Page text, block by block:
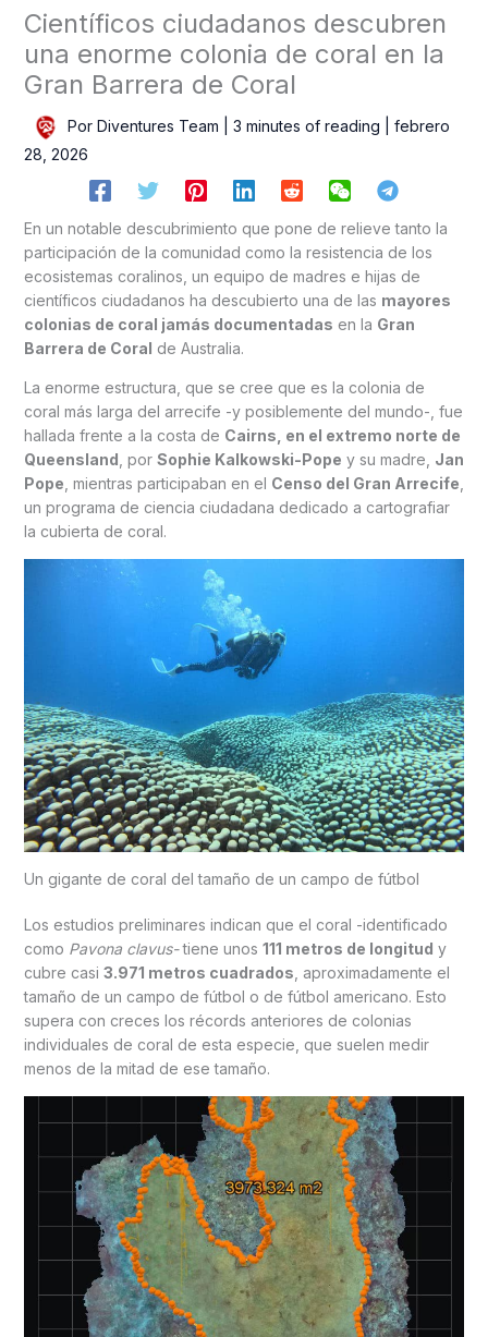
Científicos ciudadanos descubren
una enorme colonia de coral en la
Gran Barrera de Coral
Por Diventures Team 3 minutes of reading
febrero
28, 2026
En un notable descubrimiento que pone de relieve tanto la
participación de la comunidad como la resistencia de los
ecosistemas coralinos, un equipo de madres e hijas de
científicos ciudadanos ha descubierto una de las mayores
colonias de coral jamás documentadas en la Gran
Barrera de Coral de Australia.
La enorme estructura, que se cree que es la colonia de
coral más larga del arrecife -y posiblemente del mundo-, fue
hallada frente a la costa de Cairns, en el extremo norte de
Queensland , por Sophie Kalkowski-Pope y su madre, Jan
Pope , mientras participaban en el Censo del Gran Arrecife
un programa de ciencia ciudadana dedicado a cartografiar
la cubierta de coral.
Un gigante de coral del tamaño de un campo de fútbol
Los estudios preliminares indican que el coral -identificado
como Pavona clavus-tiene unos 111 metros de longitud y
cubre casi 3.971 metros cuadrados , aproximadamente el
tamaño de un campo de fútbol o de fútbol americano. Esto
supera con creces los récords anteriores de colonias
individuales de coral de esta especie, que suelen medir
menos de la mitad de ese tamaño.